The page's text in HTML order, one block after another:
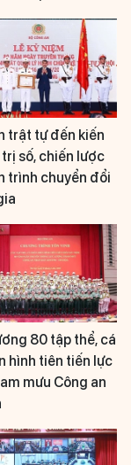
trật tự đến kiến
số, chiến lược
trình chuyển đổi
80 tập thể, cá
hình tiên tiến lực
mưu Công an